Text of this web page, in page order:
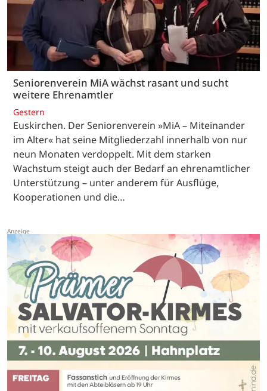
Seniorenverein MiA wächst rasant und sucht
weitere Ehrenamtler
Gestern
Euskirchen. Der Seniorenverein »MiA – Miteinander
im Alter« hat seine Mitgliederzahl innerhalb von nur
neun Monaten verdoppelt. Mit dem starken
Wachstum steigt auch der Bedarf an ehrenamtlicher
Unterstützung – unter anderem für Ausflüge,
Kooperationen und die…